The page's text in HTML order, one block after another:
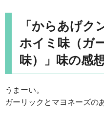
「からあげク
ホイミ味（ガ
味）」味の感
うまーい。
ガーリックとマヨネーズの